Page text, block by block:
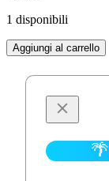
1 disponibili
DS
7
CROSSBACK
Aggiungi al carrello
🌴